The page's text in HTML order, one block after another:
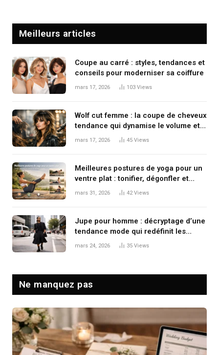
Meilleurs articles
Coupe au carré : styles, tendances et
conseils pour moderniser sa coiffure
mars 17, 2026 103 Views
Wolf cut femme : la coupe de cheveux
tendance qui dynamise le volume et
le mouvement
mars 17, 2026 45 Views
Meilleures postures de yoga pour un
ventre plat : tonifier, dégonfler et
renforcer en douceur
mars 31, 2026 42 Views
Jupe pour homme : décryptage d’une
tendance mode qui redéfinit les
codes masculins
mars 24, 2026 35 Views
Ne manquez pas